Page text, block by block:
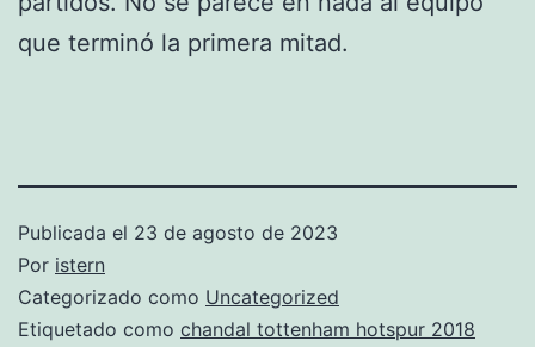
que terminó la primera mitad.
Publicada el 23 de agosto de 2023
Por istern
Categorizado como Uncategorized
Etiquetado como chandal tottenham hotspur 2018